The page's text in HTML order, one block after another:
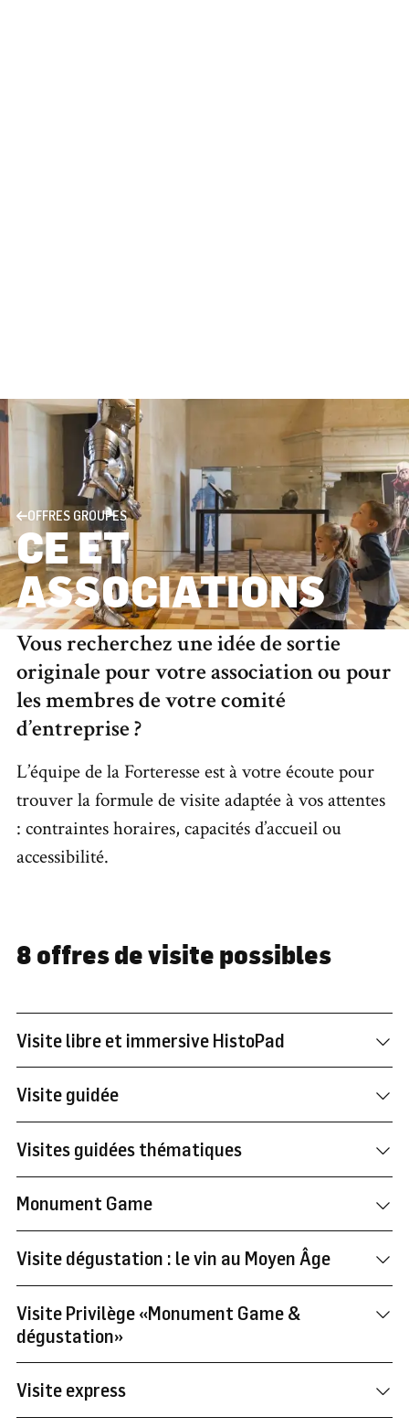
OFFRES GROUPES
CE ET
ASSOCIATIONS
Vous recherchez une idée de sortie
originale pour votre association ou pour
les membres de votre comité
d’entreprise ?
L’équipe de la Forteresse est à votre écoute pour
trouver la formule de visite adaptée à vos attentes
: contraintes horaires, capacités d’accueil ou
accessibilité.
8 offres de visite possibles
Visite libre et immersive HistoPad
Visite guidée
Visites guidées thématiques
Monument Game
Visite dégustation : le vin au Moyen Âge
Visite Privilège «Monument Game &
dégustation»
Visite express